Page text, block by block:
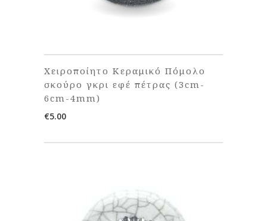
Χειροποίητο Κεραμικό Πόμολο
σκούρο γκρι εφέ πέτρας (3cm-
6cm-4mm)
€5.00